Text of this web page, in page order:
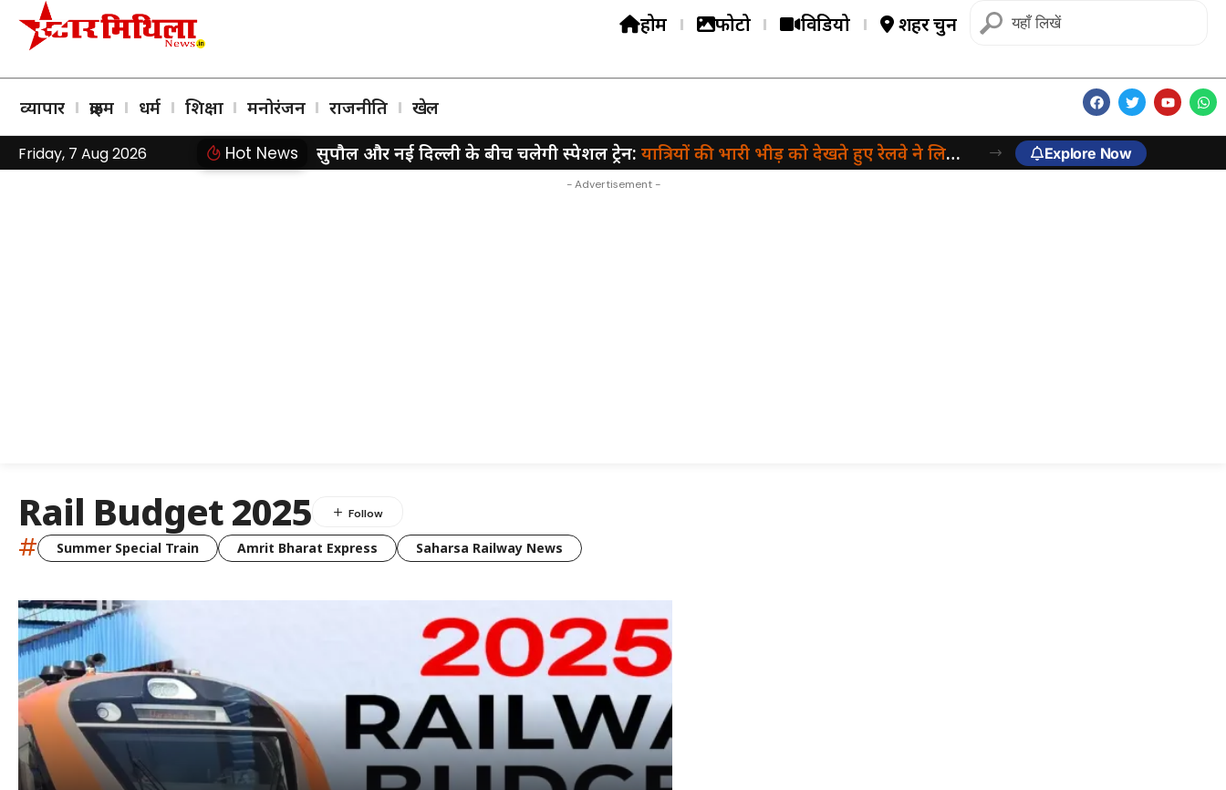
होम फोटो विडियो शहर चुनें
व्यापार क्राइम धर्म शिक्षा मनोरंजन राजनीति खेल
Friday, 7 Aug 2026 Hot News सुपौल और नई दिल्ली के बीच चलेगी स्पेशल ट्रेन: यात्रियों की भारी भीड़ को देखते हुए रेलवे ने लिया बड़ा फैसला Explore Now
- Advertisement -
Rail Budget 2025
# Summer Special Train Amrit Bharat Express Saharsa Railway News